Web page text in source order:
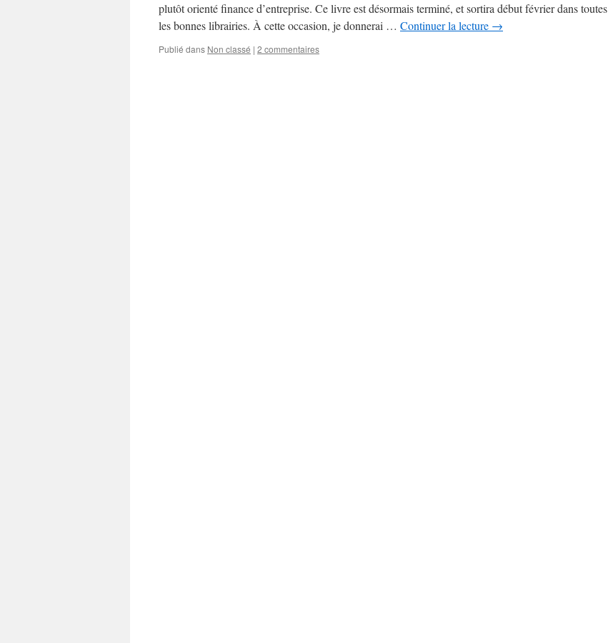
plutôt orienté finance d’entreprise. Ce livre est désormais terminé, et sortira début février dans toutes
les bonnes librairies. À cette occasion, je donnerai … Continuer la lecture →
Publié dans Non classé | 2 commentaires